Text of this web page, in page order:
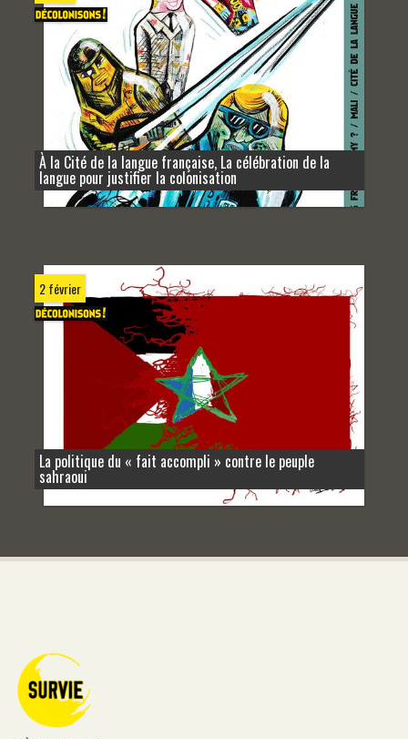
À la Cité de la langue française, La célébration de la
langue pour justifier la colonisation
2 février
La politique du « fait accompli » contre le peuple
sahraoui